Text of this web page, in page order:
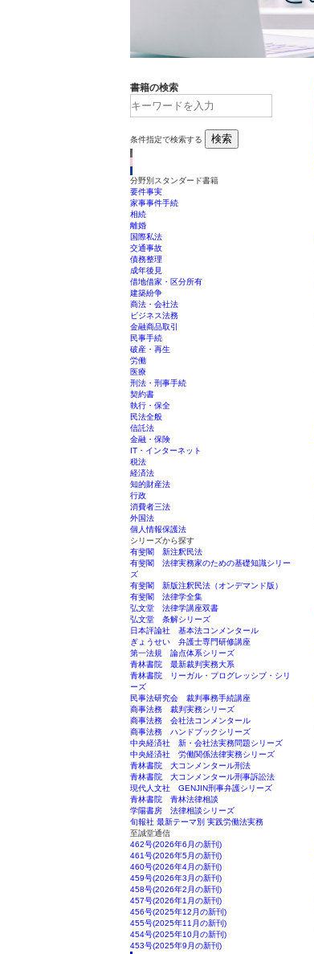
書籍の検索
条件指定で検索する 検索
分野別スタンダード書籍
要件事実
家事事件手続
相続
離婚
国際私法
交通事故
債務整理
成年後見
借地借家・区分所有
建築紛争
商法・会社法
ビジネス法務
金融商品取引
民事手続
破産・再生
労働
医療
刑法・刑事手続
契約書
執行・保全
民法全般
信託法
金融・保険
IT・インターネット
税法
経済法
知的財産法
行政
消費者三法
外国法
個人情報保護法
シリーズから探す
有斐閣 新注釈民法
有斐閣 法律実務家のための基礎知識シリー
ズ
有斐閣 新版注釈民法（オンデマンド版）
有斐閣 法律学全集
弘文堂 法律学講座双書
弘文堂 条解シリーズ
日本評論社 基本法コンメンタール
ぎょうせい 弁護士専門研修講座
第一法規 論点体系シリーズ
青林書院 最新裁判実務大系
青林書院 リーガル・プログレッシブ・シリ
ーズ
民事法研究会 裁判事務手続講座
商事法務 裁判実務シリーズ
商事法務 会社法コンメンタール
商事法務 ハンドブックシリーズ
中央経済社 新・会社法実務問題シリーズ
中央経済社 労働関係法律実務シリーズ
青林書院 大コンメンタール刑法
青林書院 大コンメンタール刑事訴訟法
現代人文社 GENJIN刑事弁護シリーズ
青林書院 青林法律相談
学陽書房 法律相談シリーズ
旬報社 最新テーマ別 実践労働法実務
至誠堂通信
462号(2026年6月の新刊)
461号(2026年5月の新刊)
460号(2026年4月の新刊)
459号(2026年3月の新刊)
458号(2026年2月の新刊)
457号(2026年1月の新刊)
456号(2025年12月の新刊)
455号(2025年11月の新刊)
454号(2025年10月の新刊)
453号(2025年9月の新刊)